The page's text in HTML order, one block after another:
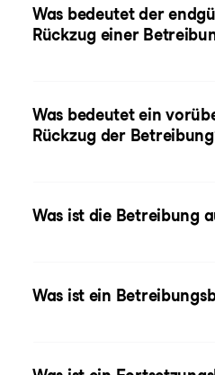
Was bedeutet der
Rückzug einer
Was bedeutet ein
Rückzug der
Was ist die Betreibung
Was ist ein